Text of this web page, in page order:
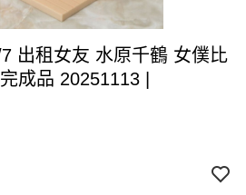
出租女友 水原千鶴 女僕比
成品 20251113 |